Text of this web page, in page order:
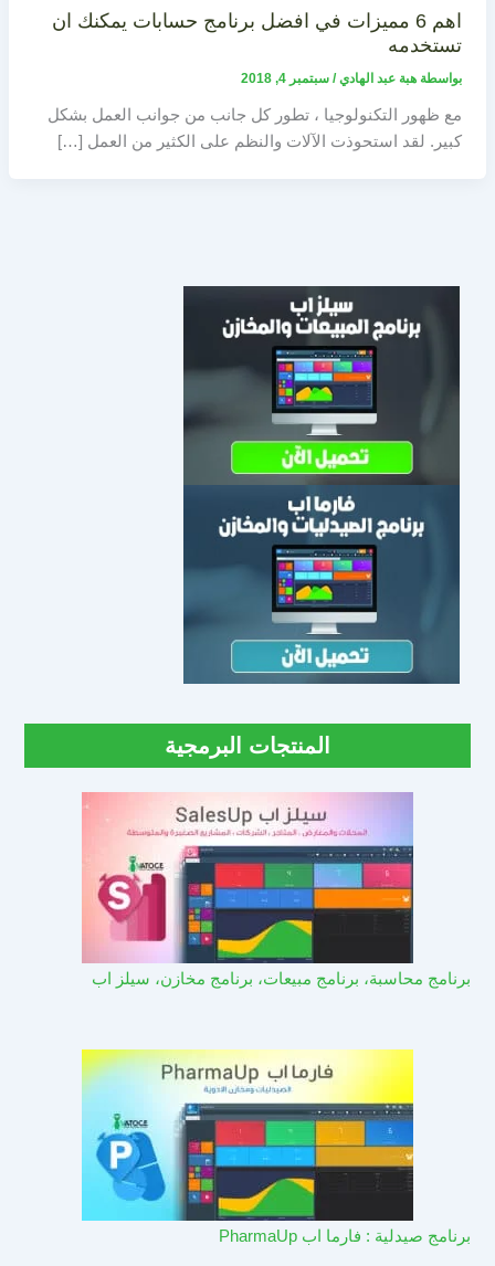
اهم 6 مميزات في افضل برنامج حسابات يمكنك ان
تستخدمه
بواسطة هبة عبد الهادي/ سبتمبر 4, 2018
مع ظهور التكنولوجيا ، تطور كل جانب من جوانب العمل بشكل
كبير. لقد استحوذت الآلات والنظم على الكثير من العمل […]
المنتجات البرمجية
برنامج محاسبة، برنامج مبيعات، برنامج مخازن، سيلز اب
برنامج صيدلية : فارما اب PharmaUp​